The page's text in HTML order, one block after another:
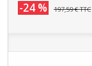
-24 % 197,59 €TTC